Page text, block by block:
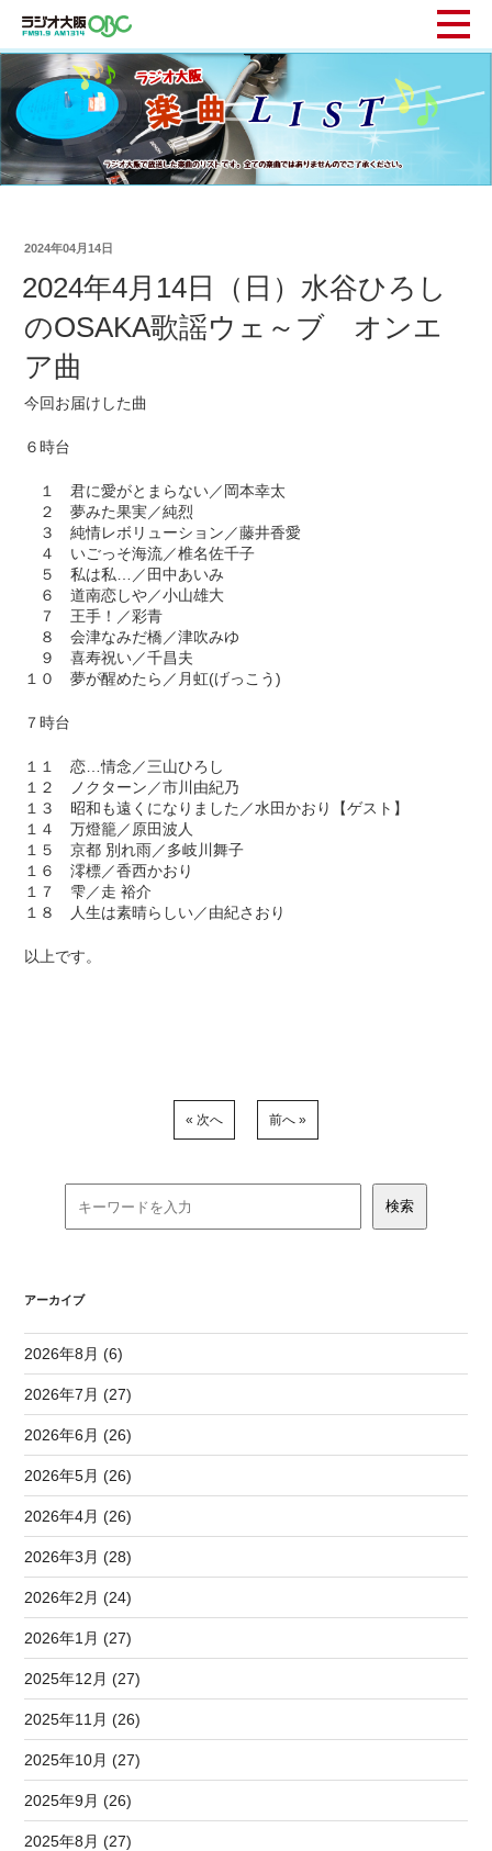
2024年04月14日
2024年4月14日（日）水谷ひろし
のOSAKA歌謡ウェ～ブ オンエ
ア曲
今回お届けした曲
６時台
１ 君に愛がとまらない／岡本幸太
２ 夢みた果実／純烈
３ 純情レボリューション／藤井香愛
４ いごっそ海流／椎名佐千子
５ 私は私…／田中あいみ
６ 道南恋しや／小山雄大
７ 王手！／彩青
８ 会津なみだ橋／津吹みゆ
９ 喜寿祝い／千昌夫
１０ 夢が醒めたら／月虹(げっこう)
７時台
１１ 恋…情念／三山ひろし
１２ ノクターン／市川由紀乃
１３ 昭和も遠くになりました／水田かおり【ゲスト】
１４ 万燈籠／原田波人
１５ 京都 別れ雨／多岐川舞子
１６ 澪標／香西かおり
１７ 雫／走 裕介
１８ 人生は素晴らしい／由紀さおり
以上です。
« 次へ 前へ »
アーカイブ
2026年8月 (6)
2026年7月 (27)
2026年6月 (26)
2026年5月 (26)
2026年4月 (26)
2026年3月 (28)
2026年2月 (24)
2026年1月 (27)
2025年12月 (27)
2025年11月 (26)
2025年10月 (27)
2025年9月 (26)
2025年8月 (27)